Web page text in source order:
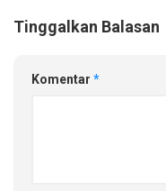
Tinggalkan Balasan
Komentar *